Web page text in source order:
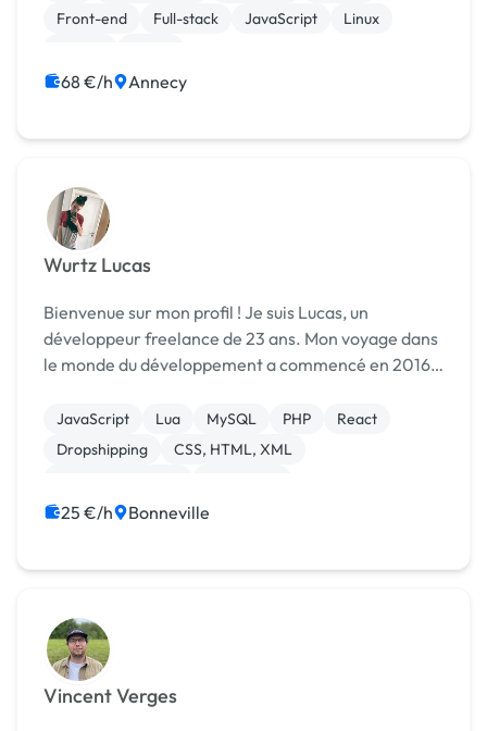
performances dans les t...
Front-end
Full-stack JavaScript
Linux
68 €/h Annecy
Wurtz Lucas
Bienvenue sur mon profil ! Je suis Lucas, un
développeur freelance de 23 ans. Mon voyage dans
le monde du développement a commencé en 2016
me suis spécialisé dans le développement web et j'ai
ac...
JavaScript Lua MySQL PHP
React
Dropshipping
CSS, HTML, XML
25 €/h Bonneville
Vincent Verges